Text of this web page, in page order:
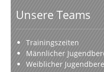
Unsere Teams
Trainingszeiten
Männlicher
Weiblicher